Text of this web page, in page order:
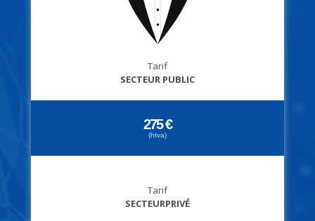
Tarif
SECTEUR PUBLIC
275 €
(htva)
Tarif
SECTEURPRIVÉ